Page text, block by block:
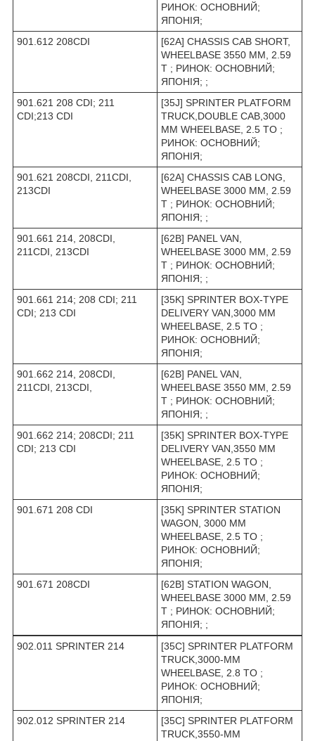
РИНОК: ОСНОВНИЙ;
ЯПОНІЯ;
901.612 208CDI
[62A] CHASSIS CAB SHORT,
WHEELBASE 3550 MM, 2.59
T ; РИНОК: ОСНОВНИЙ;
ЯПОНІЯ; ;
901.621 208 CDI; 211
CDI;213 CDI
[35J] SPRINTER PLATFORM
TRUCK,DOUBLE CAB,3000
MM WHEELBASE, 2.5 TO ;
РИНОК: ОСНОВНИЙ;
ЯПОНІЯ;
901.621 208CDI, 211CDI,
213CDI
[62A] CHASSIS CAB LONG,
WHEELBASE 3000 MM, 2.59
T ; РИНОК: ОСНОВНИЙ;
ЯПОНІЯ; ;
901.661 214, 208CDI,
211CDI, 213CDI
[62B] PANEL VAN,
WHEELBASE 3000 MM, 2.59
T ; РИНОК: ОСНОВНИЙ;
ЯПОНІЯ; ;
901.661 214; 208 CDI; 211
CDI; 213 CDI
[35K] SPRINTER BOX-TYPE
DELIVERY VAN,3000 MM
WHEELBASE, 2.5 TO ;
РИНОК: ОСНОВНИЙ;
ЯПОНІЯ;
901.662 214, 208CDI,
211CDI, 213CDI,
[62B] PANEL VAN,
WHEELBASE 3550 MM, 2.59
T ; РИНОК: ОСНОВНИЙ;
ЯПОНІЯ; ;
901.662 214; 208CDI; 211
CDI; 213 CDI
[35K] SPRINTER BOX-TYPE
DELIVERY VAN,3550 MM
WHEELBASE, 2.5 TO ;
РИНОК: ОСНОВНИЙ;
ЯПОНІЯ;
901.671 208 CDI
[35K] SPRINTER STATION
WAGON, 3000 MM
WHEELBASE, 2.5 TO ;
РИНОК: ОСНОВНИЙ;
ЯПОНІЯ;
901.671 208CDI
[62B] STATION WAGON,
WHEELBASE 3000 MM, 2.59
T ; РИНОК: ОСНОВНИЙ;
ЯПОНІЯ; ;
902.011 SPRINTER 214
[35C] SPRINTER PLATFORM
TRUCK,3000-MM
WHEELBASE, 2.8 TO ;
РИНОК: ОСНОВНИЙ;
ЯПОНІЯ;
902.012 SPRINTER 214
[35C] SPRINTER PLATFORM
TRUCK,3550-MM